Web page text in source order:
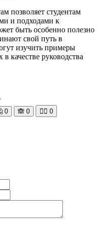
позволяет студентам
и подходами к
быть особенно полезно
свой путь в
изучить примеры
качестве руководства
0 🙈 0 🧘‍♀️ 0